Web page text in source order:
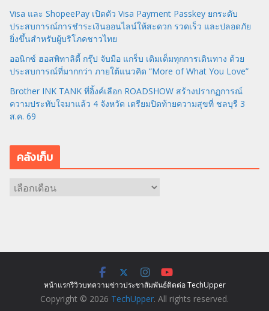
Visa และ ShopeePay เปิดตัว Visa Payment Passkey ยกระดับ
ประสบการณ์การชำระเงินออนไลน์ให้สะดวก รวดเร็ว และปลอดภัย
ยิ่งขึ้นสำหรับผู้บริโภคชาวไทย
ออนิกซ์ ฮอสพิทาลิตี้ กรุ๊ป จับมือ แกร็บ เติมเต็มทุกการเดินทาง ด้วย
ประสบการณ์ที่มากกว่า ภายใต้แนวคิด “More of What You Love”
Brother INK TANK ที่อิ้งค์เลือก ROADSHOW สร้างปรากฏการณ์
ความประทับใจมาแล้ว 4 จังหวัด เตรียมปิดท้ายความสุขที่ ชลบุรี 3
ส.ค. 69
คลังเก็บ
หน้าแรกรีวิวบทความข่าวประชาสัมพันธ์ติดต่อ TechUpper
Copyright © 2026 TechUpper. All rights reserved.